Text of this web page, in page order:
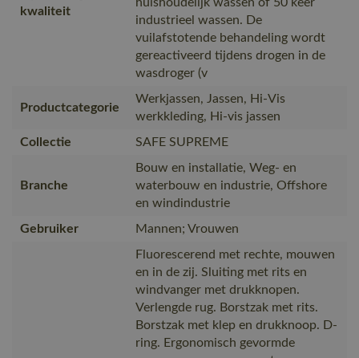
kwaliteit
industrieel wassen. De
vuilafstotende behandeling wordt
gereactiveerd tijdens drogen in de
wasdroger (v
Productcategorie
Werkjassen, Jassen, Hi-Vis
werkkleding, Hi-vis jassen
Collectie
SAFE SUPREME
Branche
Bouw en installatie, Weg- en
waterbouw en industrie, Offshore
en windindustrie
Gebruiker
Mannen; Vrouwen
Fluorescerend met rechte, mouwen
en in de zij. Sluiting met rits en
windvanger met drukknopen.
Verlengde rug. Borstzak met rits.
Borstzak met klep en drukknoop. D-
ring. Ergonomisch gevormde